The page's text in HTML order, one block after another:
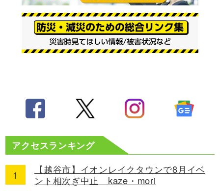
アクセスランキング
【越谷市】イオンレイクタウンで8月イベ
ント相次ぎ中止 kaze・mori